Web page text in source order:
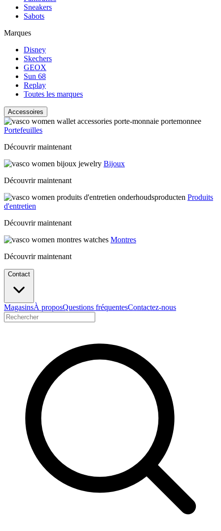
Sneakers
Sabots
Marques
Disney
Skechers
GEOX
Sun 68
Replay
Toutes les marques
Accessoires
Portefeuilles
Découvrir maintenant
Bijoux
Découvrir maintenant
Produits
d'entretien
Découvrir maintenant
Montres
Découvrir maintenant
Contact
MagasinsÀ proposQuestions fréquentesContactez-nous